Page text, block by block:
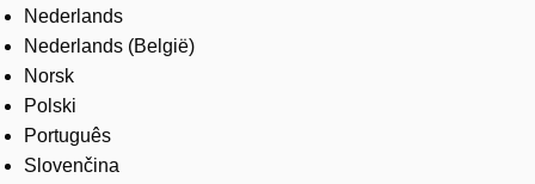
Nederlands
Nederlands (België)
Norsk
Polski
Português
Slovenčina